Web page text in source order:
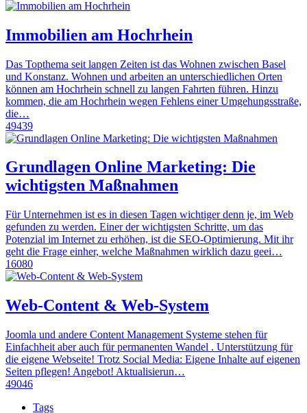
Immobilien am Hochrhein
Das Topthema seit langen Zeiten ist das Wohnen zwischen Basel
und Konstanz. Wohnen und arbeiten an unterschiedlichen Orten
können am Hochrhein schnell zu langen Fahrten führen. Hinzu
kommen, die am Hochrhein wegen Fehlens einer Umgehungsstraße,
die…
49439
Grundlagen Online Marketing: Die
wichtigsten Maßnahmen
Für Unternehmen ist es in diesen Tagen wichtiger denn je, im Web
gefunden zu werden. Einer der wichtigsten Schritte, um das
Potenzial im Internet zu erhöhen, ist die SEO-Optimierung. Mit ihr
geht die Frage einher, welche Maßnahmen wirklich dazu geei…
16080
Web-Content & Web-System
Joomla und andere Content Management Systeme stehen für
Einfachheit aber auch für permanenten Wandel . Unterstützung für
die eigene Webseite! Trotz Social Media: Eigene Inhalte auf eigenen
Seiten pflegen! Angebot! Aktualisierun…
49046
Tags